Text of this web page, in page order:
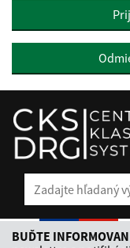
Zadajte hľadaný
BUĎTE